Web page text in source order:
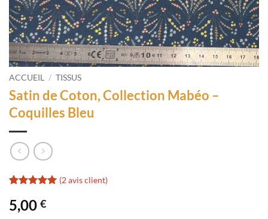
ACCUEIL / TISSUS
Satin de Coton, Collection Mabéo –
Coquilles Bleu
5 basé sur
notations
(2avis client)
5,00 €